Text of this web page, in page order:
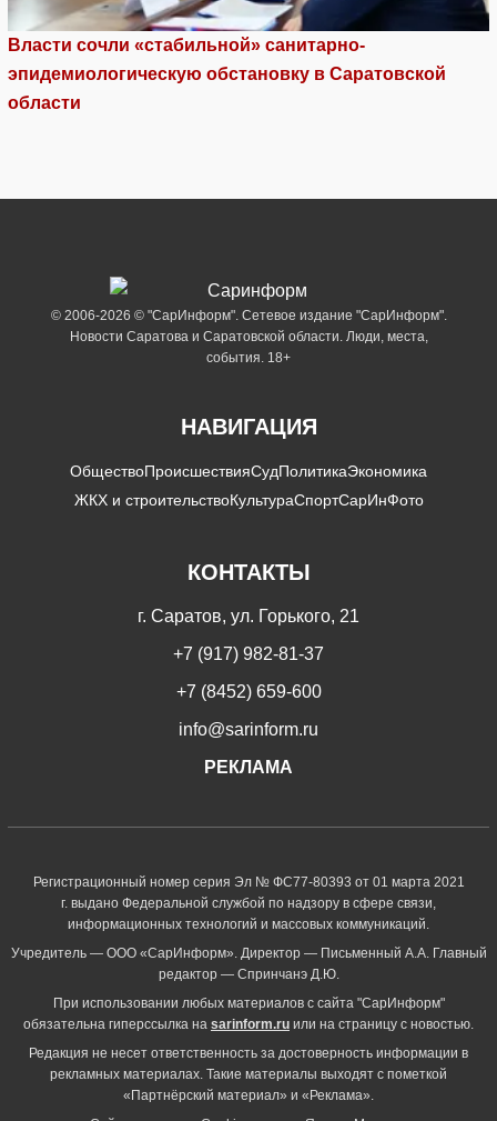
Власти сочли «стабильной» санитарно-
эпидемиологическую обстановку в Саратовской
области
© 2006-2026 © "СарИнформ". Сетевое издание "СарИнформ".
Новости Саратова и Саратовской области. Люди, места,
события. 18+
НАВИГАЦИЯ
ОбществоПроисшествияСудПолитикаЭкономика
ЖКХ и строительствоКультураСпортСарИнФото
КОНТАКТЫ
г. Саратов, ул. Горького, 21
+7 (917) 982-81-37
+7 (8452) 659-600
info@sarinform.ru
РЕКЛАМА
Регистрационный номер серия Эл № ФС77-80393 от 01 марта 2021
г. выдано Федеральной службой по надзору в сфере связи,
информационных технологий и массовых коммуникаций.
Учредитель — ООО «СарИнформ». Директор — Письменный А.А. Главный
редактор — Спринчанэ Д.Ю.
При использовании любых материалов с сайта "СарИнформ"
обязательна гиперссылка на sarinform.ru или на страницу с новостью.
Редакция не несет ответственность за достоверность информации в
рекламных материалах. Такие материалы выходят с пометкой
«Партнёрский материал» и «Реклама».